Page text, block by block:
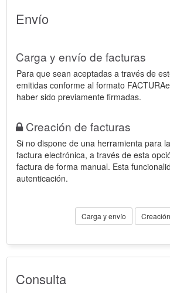
Envío
Carga y envío de facturas
Para que sean aceptadas a través de
emitidas conforme al formato
haber sido previamente firmadas.
Creación de facturas
Si no dispone de una herramienta para
factura electrónica, a través de esta
factura de forma manual. Esta
autenticación.
Carga y envío Creación
Consulta